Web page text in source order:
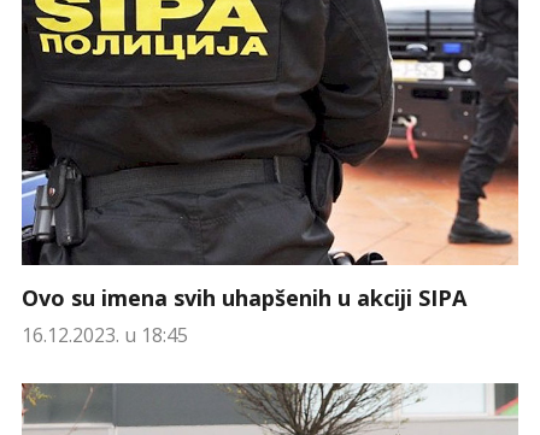
Ovo su imena svih uhapšenih u akciji SIPA
16.12.2023. u 18:45